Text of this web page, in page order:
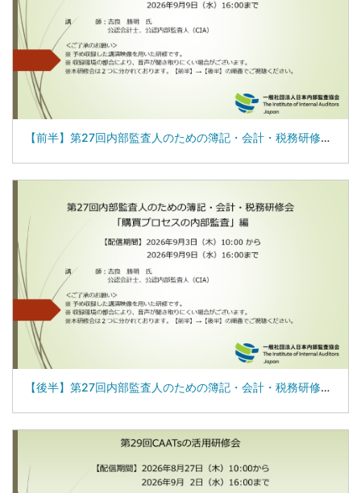
【前半】第27回内部監査人のための簿記・会計・税務研修会「購買プロセスの内部監査」編
【後半】第27回内部監査人のための簿記・会計・税務研修会「購買プロセスの内部監査」編